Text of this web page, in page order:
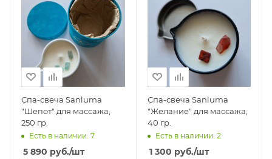
Спа-свеча Sanluma
"Шепот" для массажа,
250 гр.
Есть в наличии: 7
5 890 руб./шт
Спа-свеча Sanluma
"Желание" для массажа,
40 гр.
Есть в наличии: 2
1 300 руб./шт